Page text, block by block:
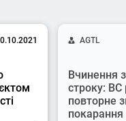
AGTL
Вчинення
строку: ВС
повторне